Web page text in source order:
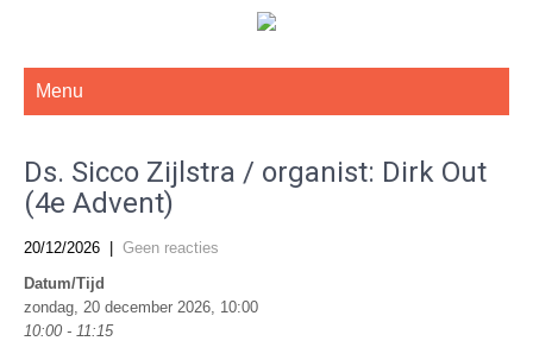
Menu
Ds. Sicco Zijlstra / organist: Dirk Out
(4e Advent)
20/12/2026
Geen reacties
Datum/Tijd
zondag, 20 december 2026, 10:00
10:00 - 11:15